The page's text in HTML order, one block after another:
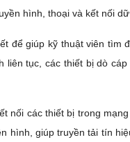
hình, thoại và kết nối dữ
để giúp kỹ thuật viên
liên tục, các thiết bị dò
nối các thiết bị trong
hình, giúp truyền tải tín